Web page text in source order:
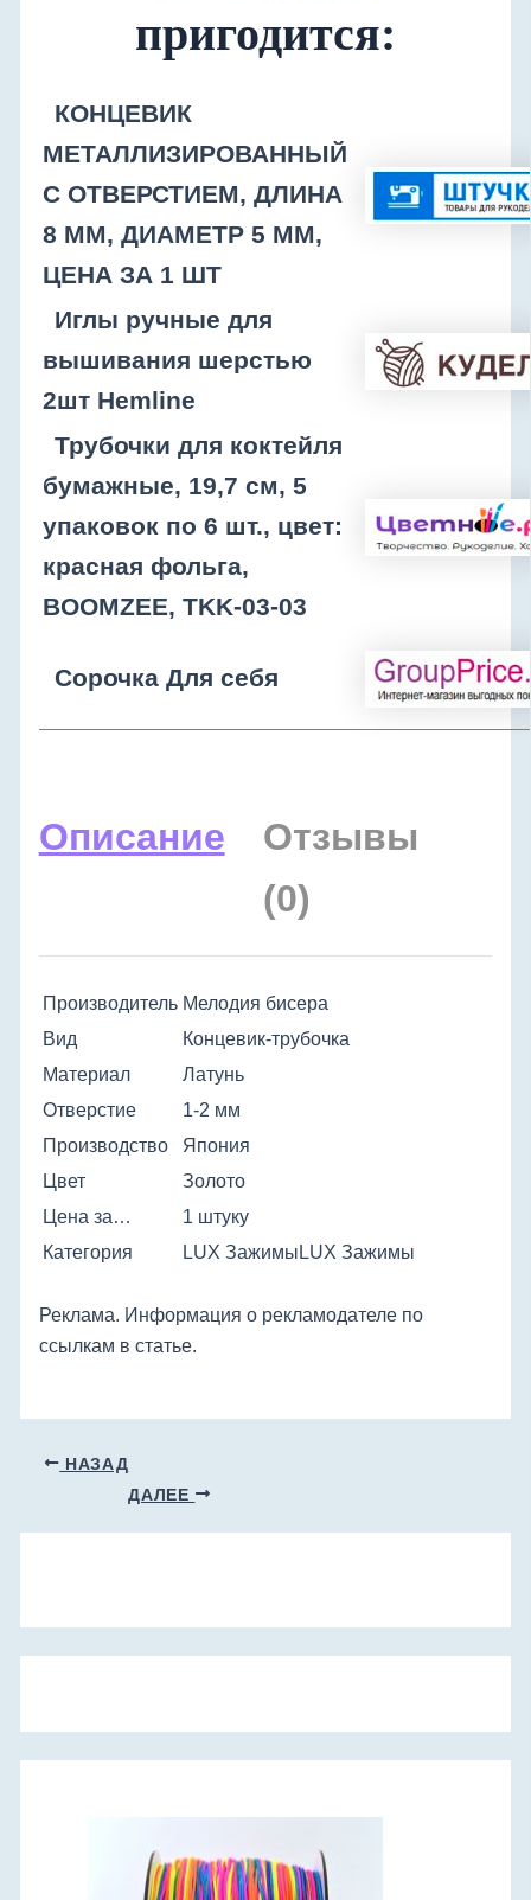
пригодится:
КОНЦЕВИК
МЕТАЛЛИЗИРОВАННЫЙ
С ОТВЕРСТИЕМ, ДЛИНА
8 ММ, ДИАМЕТР 5 ММ,
ЦЕНА ЗА 1 ШТ
Иглы ручные для
вышивания шерстью
2шт Hemline
Трубочки для коктейля
бумажные, 19,7 см, 5
упаковок по 6 шт., цвет:
красная фольга,
BOOMZEE, TKK-03-03
Сорочка Для себя
Описание
Отзывы
(0)
Производитель Мелодия бисера
Вид
Концевик-трубочка
Материал
Латунь
Отверстие
1-2 мм
Производство
Япония
Цвет
Золото
Цена за…
1 штуку
Категория
LUX Зажимы LUX Зажимы
Реклама. Информация о рекламодателе по
ссылкам в статье.
НАЗАД
ДАЛЕЕ